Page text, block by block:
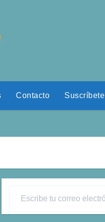
Contacto Suscríbete